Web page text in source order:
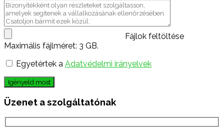
Fájlok feltöltése
Maximális fájlméret: 3 GB.
Egyetértek a Adatvédelmi irányelvek
Igényeld most
Üzenet a szolgáltatónak